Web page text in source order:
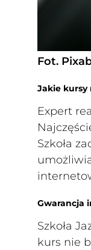
Fot.
Jakie kursy
Expert
Szkoła
Gwarancja
Szkoła
kurs nie